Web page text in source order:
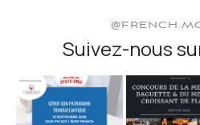
Suivez-nous